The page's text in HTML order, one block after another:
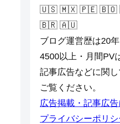
🇺🇸 🇲🇽 🇵🇪 🇧🇴
🇧🇷 🇦🇺
ブログ運営歴は20
4500以上・月間PV
記事広告などに関
ご覧ください。
広告掲載・記事広
プライバシーポリシ